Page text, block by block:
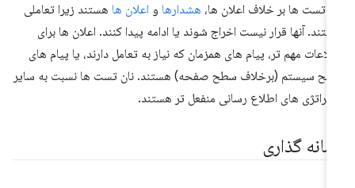
تست ها بر خلاف اعلان ها، هشدارهاواعلان هاهستند زیرا تعاملی
آنها قرار نیست اخراج شوند یا ادامه پیدا کنند. اعلان ها برای
مهم تر، پیام های همزمان که نیاز به تعامل دارند، یا پیام های
سیستم (برخلاف سطح صفحه) هستند. نان تست ها نسبت به سایر
های اطلاع رسانی منفعل تر هستند.
گذاری